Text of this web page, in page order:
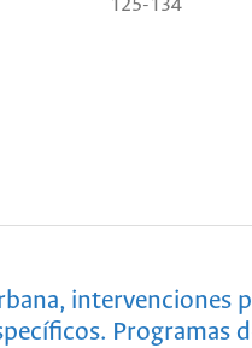
125-134
intervenciones
Programas